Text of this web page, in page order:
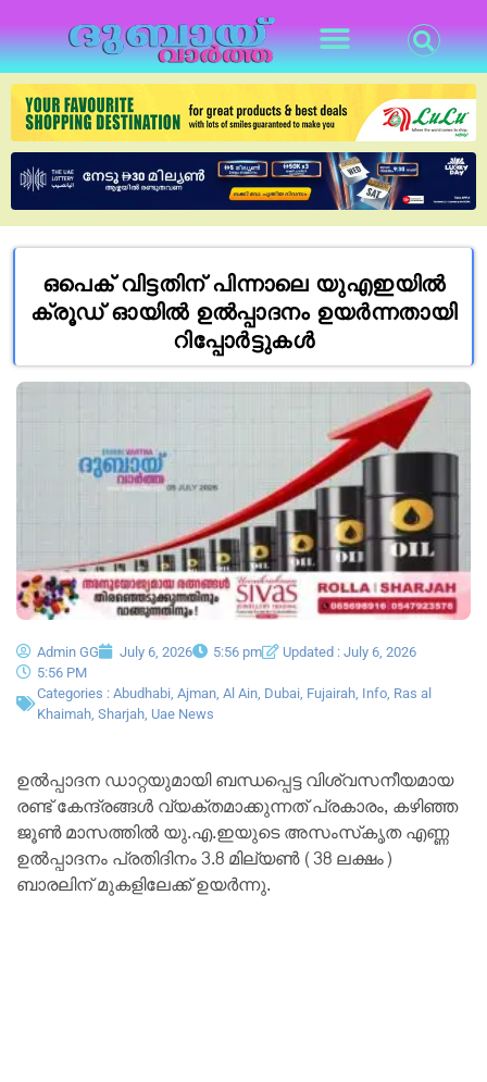
ഒപെക് വിട്ടതിന് പിന്നാലെ യുഎഇയിൽ
ക്രൂഡ് ഓയിൽ ഉൽപ്പാദനം ഉയർന്നതായി
റിപ്പോർട്ടുകൾ
Admin GG July 6, 2026 5:56 pm
Updated : July 6, 2026
5:56 PM
Categories : Abudhabi Ajman Al Ain Dubai Fujairah Info Ras al
Khaimah Sharjah Uae News
ഉൽപ്പാദന ഡാറ്റയുമായി ബന്ധപ്പെട്ട വിശ്വസനീയമായ
രണ്ട് കേന്ദ്രങ്ങൾ വ്യക്തമാക്കുന്നത് പ്രകാരം, കഴിഞ്ഞ
ജൂൺ മാസത്തിൽ യു.എ.ഇയുടെ അസംസ്‌കൃത എണ്ണ
ഉൽപ്പാദനം പ്രതിദിനം 3.8 മില്യൺ (38 ലക്ഷം)
ബാരലിന് മുകളിലേക്ക് ഉയർന്നു.